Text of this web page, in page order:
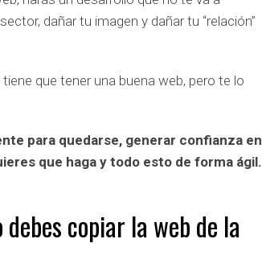
dañar tu imagen y dañar tu “relación”
que tener una buena web, pero te lo
para quedarse, generar confianza en
que haga y todo esto de forma ágil.
copiar la web de la